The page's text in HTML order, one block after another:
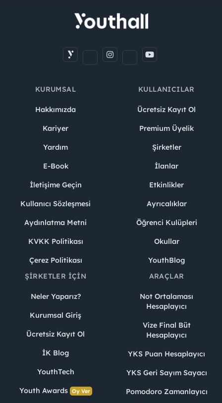
KURUMSAL
Hakkımızda
Kariyer
Yardım
E-Book
İletişime Geçin
Kullanıcı Sözleşmesi
Aydınlatma Metni
KVKK Politikası
Çerez Politikası
KULLANICILAR
Ücretsiz Kayıt Ol
Premium Üyelik
Şirketler
İlanlar
Etkinlikler
Ayrıcalıklar
Öğrenci Kulüpleri
Okullar
YouthBlog
ŞIRKETLER İÇIN
Neler Yaparız?
Kurumsal Giriş
Ücretsiz Kayıt Ol
İK Blog
YouthTech
Youth Awards Oy Ver
ARAÇLAR
Not Ortalaması
Hesaplayıcı
Vize Final Büt
Hesaplayıcı
YKS Puan Hesaplayıcı
YKS Geri Sayım Sayacı
Pomodoro Zamanlayıcı